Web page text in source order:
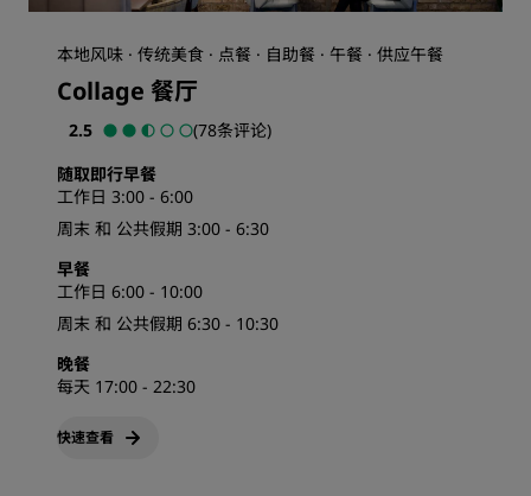
本地风味 · 传统美食 · 点餐 · 自助餐 · 午餐 · 供应午餐
Collage 餐厅
2.5
(78条评论)
随取即行早餐
工作日 3:00 - 6:00
周末 和 公共假期 3:00 - 6:30
早餐
工作日 6:00 - 10:00
周末 和 公共假期 6:30 - 10:30
晚餐
每天 17:00 - 22:30
快速查看